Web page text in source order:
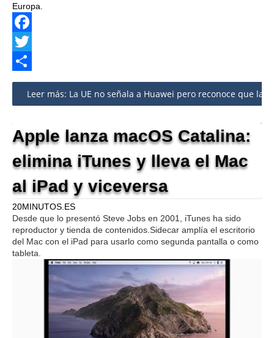
Europa.
Facebook
Twitter
Share
Leer más: La UE no señala a Huawei pero reconoce que la
Apple lanza macOS Catalina:
elimina iTunes y lleva el Mac
al iPad y viceversa
20MINUTOS.ES
Desde que lo presentó Steve Jobs en 2001, iTunes ha sido
reproductor y tienda de contenidos.Sidecar amplía el escritorio
del Mac con el iPad para usarlo como segunda pantalla o como
tableta.